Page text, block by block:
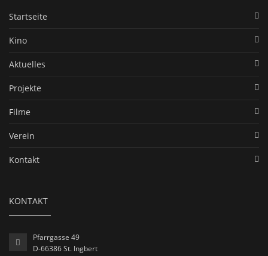
Startseite
Kino
Aktuelles
Projekte
Filme
Verein
Kontakt
KONTAKT
Pfarrgasse 49
D-66386 St. Ingbert